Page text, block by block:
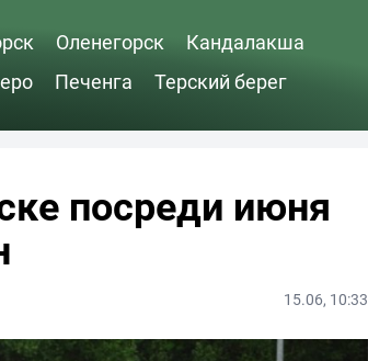
Оленегорск
Кандалакша
Печенга Терский берег
посреди июня
15.06, 10:33